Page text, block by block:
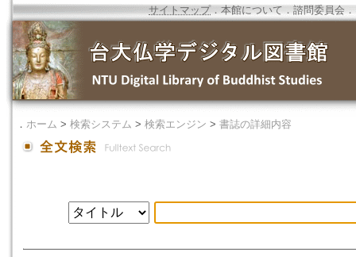
サイトマップ．本館について ． 諮問委員会 ．
． ホーム > 検索システム > 検索エンジン > 書誌の詳細内容